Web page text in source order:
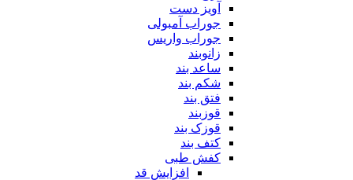
آویز دست
جوراب آمبولی
جوراب واریس
زانوبند
ساعد بند
شکم بند
فتق بند
قوزبند
قوزک بند
کتف بند
کفش طبی
افزایش قد